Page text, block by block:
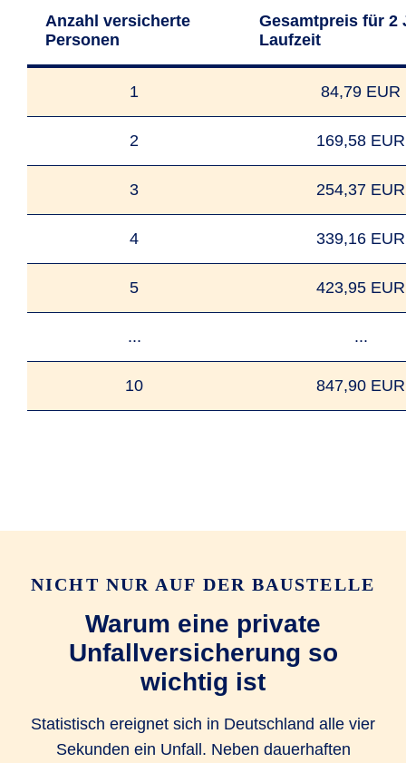
Anzahl versicherte
Personen
Gesamtpreis für 2
Laufzeit
1 84,79 EUR
2 169,58 EUR
3 254,37 EUR
4 339,16 EUR
5 423,95 EUR
... ...
10 847,90 EUR
NICHT NUR AUF DER BAUSTELLE
Warum eine private
Unfallversicherung so
wichtig ist
Statistisch ereignet sich in Deutschland alle vier
Sekunden ein Unfall. Neben dauerhaften